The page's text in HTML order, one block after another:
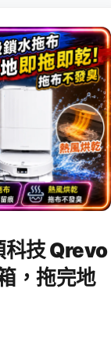
科技 Qrevo
，拖完地